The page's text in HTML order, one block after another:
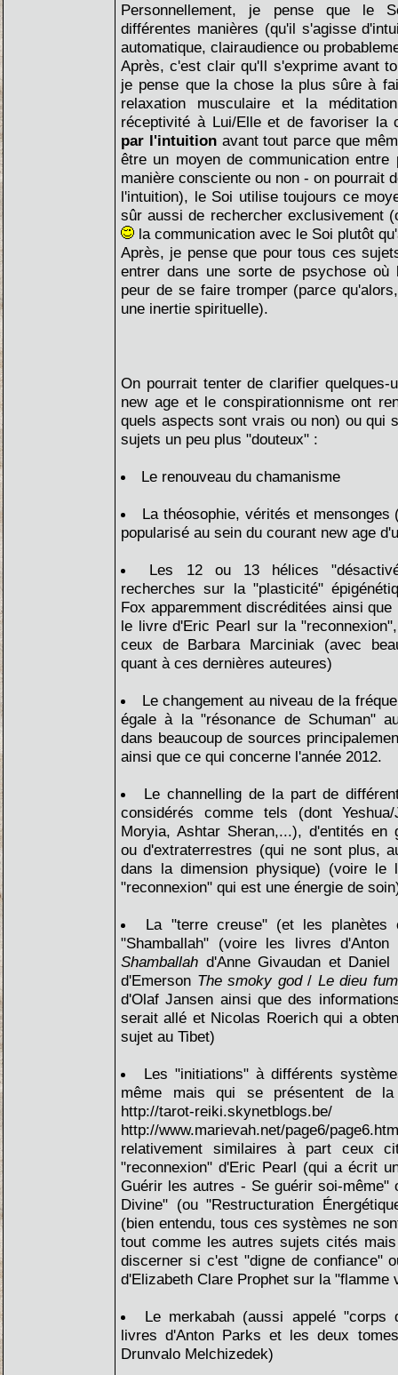
Personnellement, je pense que le
différentes manières (qu'il s'agisse
automatique, clairaudience ou
Après, c'est clair qu'Il s'exprime avant
je pense que la chose la plus sûre à
relaxation musculaire et la
réceptivité à Lui/Elle et de favoriser la
par l'intuition avant tout parce que
être un moyen de communication entre
manière consciente ou non - on pourrait
l'intuition), le Soi utilise toujours ce
sûr aussi de rechercher exclusivement
la communication avec le Soi plutôt
Après, je pense que pour tous ces
entrer dans une sorte de psychose
peur de se faire tromper (parce
une inertie spirituelle).
On pourrait tenter de clarifier
new age et le conspirationnisme ont
quels aspects sont vrais ou non) ou qui
sujets un peu plus "douteux" :
Le renouveau du chamanisme
La théosophie, vérités et mensonges
popularisé au sein du courant new age
Les 12 ou 13 hélices
recherches sur la "plasticité"
Fox apparemment discréditées ainsi
le livre d'Eric Pearl sur la
ceux de Barbara Marciniak (avec
quant à ces dernières auteures)
Le changement au niveau de la
égale à la "résonance de Schuman"
dans beaucoup de sources
ainsi que ce qui concerne l'année 2012.
Le channelling de la part de
considérés comme tels (dont
Moryia, Ashtar Sheran,...), d'entités en
ou d'extraterrestres (qui ne sont plus,
dans la dimension physique) (voire
"reconnexion" qui est une énergie de
La "terre creuse" (et les planètes
"Shamballah" (voire les livres
Shamballah d'Anne Givaudan et
d'Emerson The smoky god / Le dieu
d'Olaf Jansen ainsi que des
serait allé et Nicolas Roerich qui a
sujet au Tibet)
Les "initiations" à différents
même mais qui se présentent de
http://tarot-
http://www.marievah.net/page6/
relativement similaires à part ceux
"reconnexion" d'Eric Pearl (qui a écrit
Guérir les autres - Se guérir soi-même"
Divine" (ou "Restructuration
(bien entendu, tous ces systèmes ne
tout comme les autres sujets cités
discerner si c'est "digne de confiance"
d'Elizabeth Clare Prophet sur la "flamme
Le merkabah (aussi appelé "corps
livres d'Anton Parks et les deux
Drunvalo Melchizedek)